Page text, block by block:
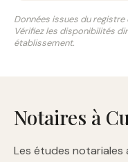
Données issues du registre
Vérifiez les disponibilités
établissement.
Notaires à
Les études notariales